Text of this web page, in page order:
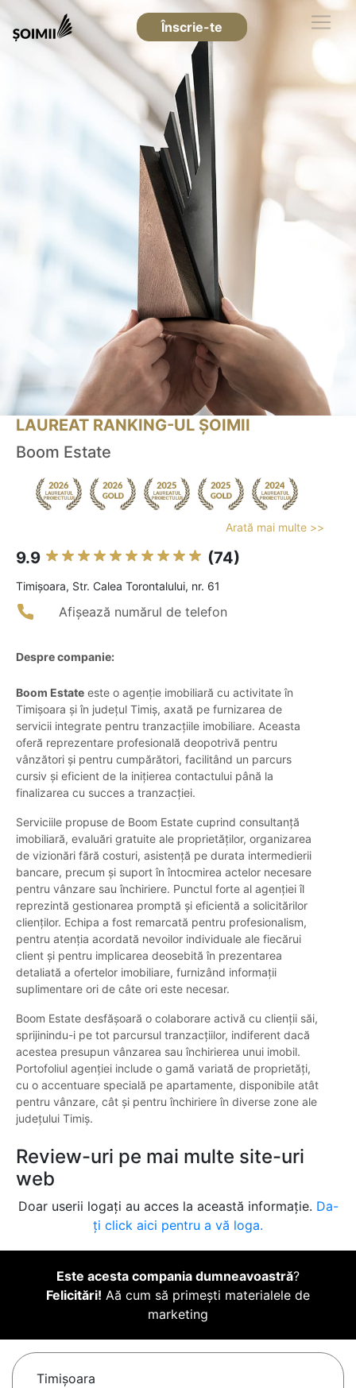
Înscrie-te
LAUREAT RANKING-UL ȘOIMII
Boom Estate
Arată mai multe >>
9.9 (74)
Timişoara, Str. Calea Torontalului, nr. 61
Afișează numărul de telefon
Despre companie:
Boom Estate este o agenție imobiliară cu activitate în
Timișoara și în județul Timiș, axată pe furnizarea de
servicii integrate pentru tranzacțiile imobiliare. Aceasta
oferă reprezentare profesională deopotrivă pentru
vânzători și pentru cumpărători, facilitând un parcurs
cursiv și eficient de la inițierea contactului până la
finalizarea cu succes a tranzacției.
Serviciile propuse de Boom Estate cuprind consultanță
imobiliară, evaluări gratuite ale proprietăților, organizarea
de vizionări fără costuri, asistență pe durata intermedierii
bancare, precum și suport în întocmirea actelor necesare
pentru vânzare sau închiriere. Punctul forte al agenției îl
reprezintă gestionarea promptă și eficientă a solicitărilor
clienților. Echipa a fost remarcată pentru profesionalism,
pentru atenția acordată nevoilor individuale ale fiecărui
client și pentru implicarea deosebită în prezentarea
detaliată a ofertelor imobiliare, furnizând informații
suplimentare ori de câte ori este necesar.
Boom Estate desfășoară o colaborare activă cu clienții săi,
sprijinindu-i pe tot parcursul tranzacțiilor, indiferent dacă
acestea presupun vânzarea sau închirierea unui imobil.
Portofoliul agenției include o gamă variată de proprietăți,
cu o accentuare specială pe apartamente, disponibile atât
pentru vânzare, cât și pentru închiriere în diverse zone ale
județului Timiș.
Review-uri pe mai multe site-uri
web
Doar userii logați au acces la această informație. Da-
ți click aici pentru a vă loga.
Este acesta compania dumneavoastră?
Felicitări! Aă cum să primești materialele de
marketing
Timişoara